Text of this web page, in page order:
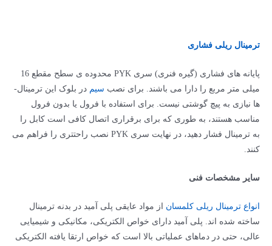
ترمینال ریلی فشاری
پایانه های فشاری (گیره فنری) سری PYK محدوده ­ی سطح مقطع 16
میلی متر مربع را دارا می­ باشند. برای نصب سیمدر بلوک این ترمینال­
ها نیازی به پیچ گوشتی نیست. برای استفاده با فرول یا بدون فرول
مناسب هستند، به طوری که برای برقراری اتصال کافی است کابل را
به ترمینال فشار دهید، در نهایت سری PYK نصب راحت­تری را فراهم می
کنند.
سایر مشخصات فنی
انواع ترمینال­ ریلی کلمسان از مواد عایقی پلی ­آمید در بدنه ترمینال
ساخته شده ­اند. پلی­ آمید دارای خواص الکتریکی، مکانیکی و شیمیایی
عالی، حتی در دماهای عملیاتی بالا است که خواص ارتقا­ یافته الکتریکی